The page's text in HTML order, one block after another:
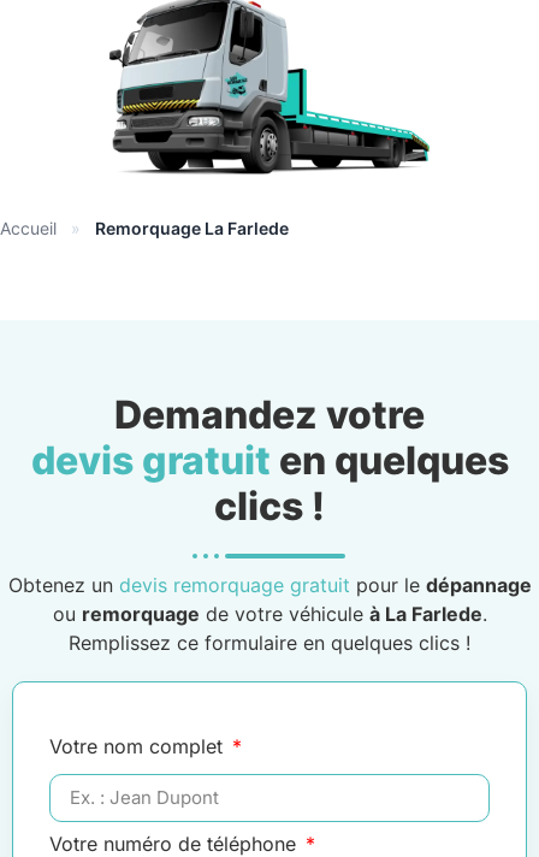
Accueil » Remorquage La Farlede
Demandez votre
devis gratuit en quelques
clics !
Obtenez un devis remorquage gratuit pour le dépannage
ou remorquage de votre véhicule à La Farlede.
Remplissez ce formulaire en quelques clics !
Votre nom complet
Votre numéro de téléphone